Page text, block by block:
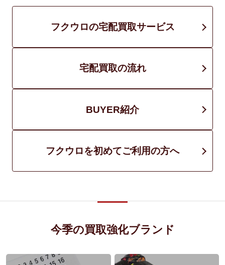
フクウロの宅配買取サービス
宅配買取の流れ
BUYER紹介
フクウロを初めてご利用の方へ
今季の買取強化ブランド